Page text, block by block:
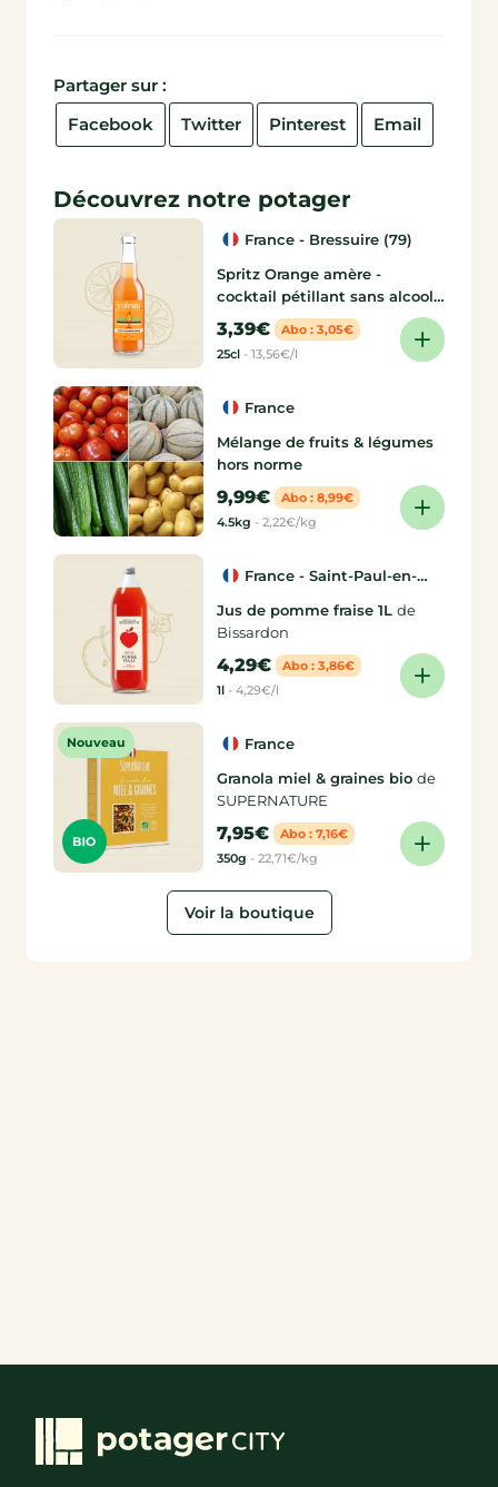
Partager sur :
Facebook
Twitter Pinterest Email
Découvrez notre potager
France - Bressuire (79)
Spritz Orange amère -
cocktail pétillant sans alcool
25 cL de Yoleau
3,39€
Abo : 3,05€
25cl - 13,56€/l
France
Mélange de fruits & légumes
hors norme
9,99€
Abo : 8,99€
4.5kg - 2,22€/kg
France - Saint-Paul-en-
Jus de pomme fraise 1L de
Bissardon
4,29€
Abo : 3,86€
1l - 4,29€/l
Nouveau
France
Granola miel & graines bio de
SUPERNATURE
7,95€
Abo : 7,16€
350g - 22,71€/kg
Voir la boutique